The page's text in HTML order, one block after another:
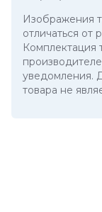
Изображения
отличаться от
Комплектация
уведомления.
товара не